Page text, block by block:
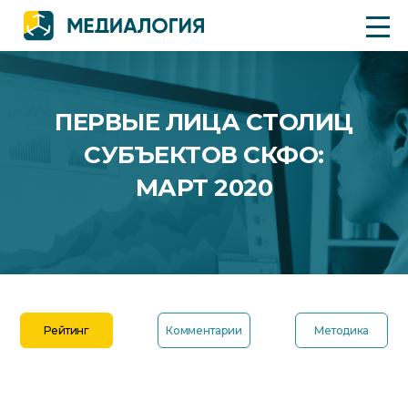
ПЕРВЫЕ ЛИЦА СТОЛИЦ
СУБЪЕКТОВ СКФО:
МАРТ 2020
Рейтинг Комментарии Методика